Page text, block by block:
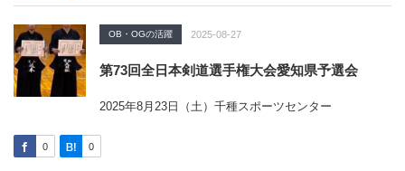
OB・OGの活躍 2025-08-27
第73回全日本剣道選手権大会愛知県予選会
2025年8月23日（土）千種スポーツセンター
0 0